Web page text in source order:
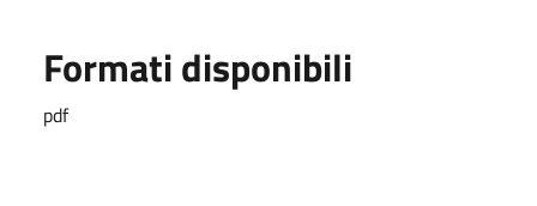
Formati disponibili
pdf